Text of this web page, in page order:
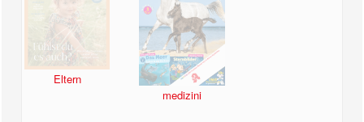
Eltern
medizini